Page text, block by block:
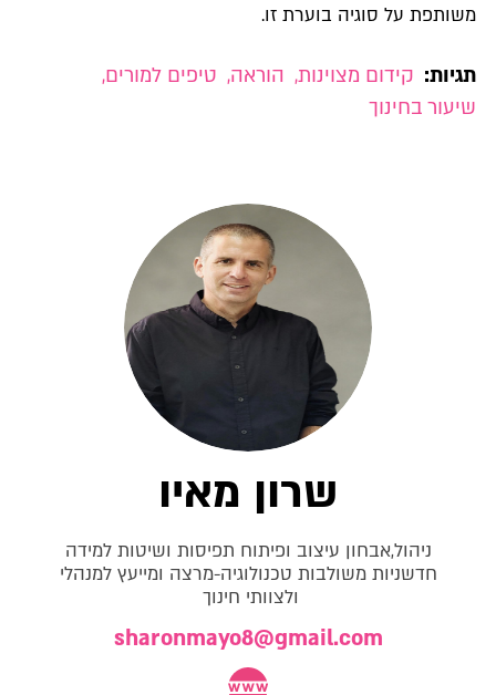
משותפת על סוגיה בוערת זו.
תגיות: קידום מצוינות, הוראה, טיפים למורים,
שיעור בחינוך
שרון מאיו
ניהול,אבחון עיצוב ופיתוח תפיסות ושיטות למידה
חדשניות משולבות טכנולוגיה-מרצה ומייעץ למנהלי
ולצוותי חינוך
sharonmayo8@gmail.com